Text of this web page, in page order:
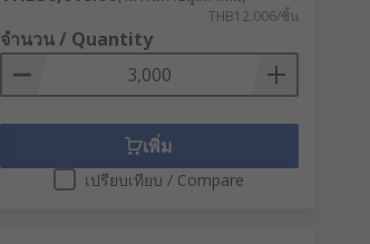
THB12.006/ชิ้น
จำนวน / Quantity
เพิ่ม
เปรียบเทียบ / Compare